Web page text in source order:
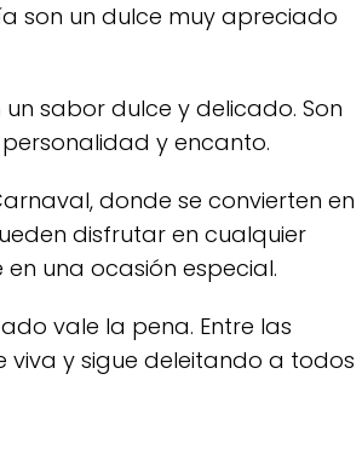
son un dulce muy apreciado
sabor dulce y delicado. Son
y encanto.
donde se convierten en
disfrutar en cualquier
una ocasión especial.
vale la pena. Entre las
viva y sigue deleitando a todos